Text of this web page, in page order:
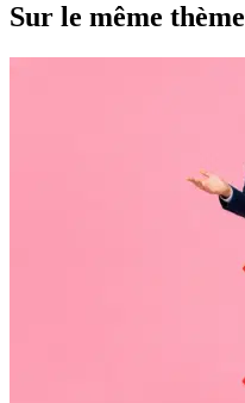
Sur le même thème